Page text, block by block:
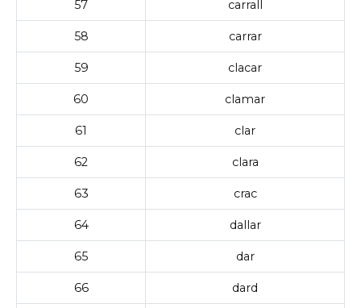
57 carrall
58 carrar
59 clacar
60 clamar
61 clar
62 clara
63 crac
64 dallar
65 dar
66 dard